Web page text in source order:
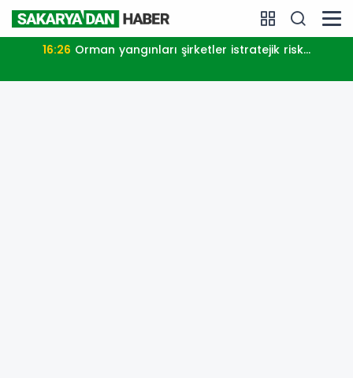
16:26 Orman yangınları şirketler istratejik risk...